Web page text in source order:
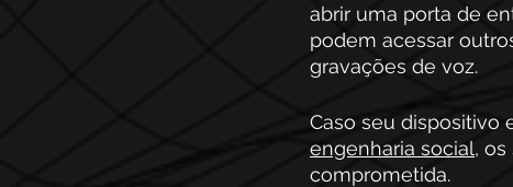
abrir uma porta de
podem acessar
gravações de voz.
Caso seu dispositivo
engenharia social,
comprometida.